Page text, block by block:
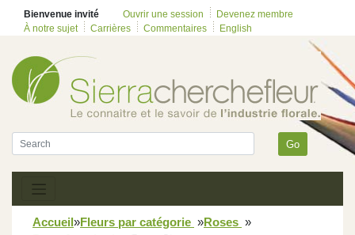
Bienvenue invité Ouvrir une session
Devenez membre
À notre sujet
Carrières Commentaires English
Go
Accueil»Fleurs par catégorie »Roses »